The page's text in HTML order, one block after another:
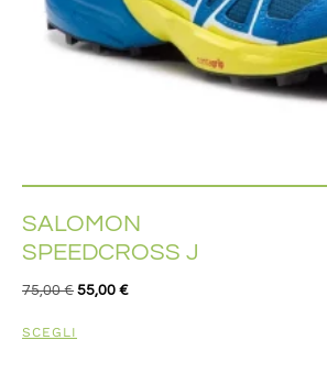
SALOMON
SPEEDCROSS J
75,00€ 55,00 €
SCEGLI